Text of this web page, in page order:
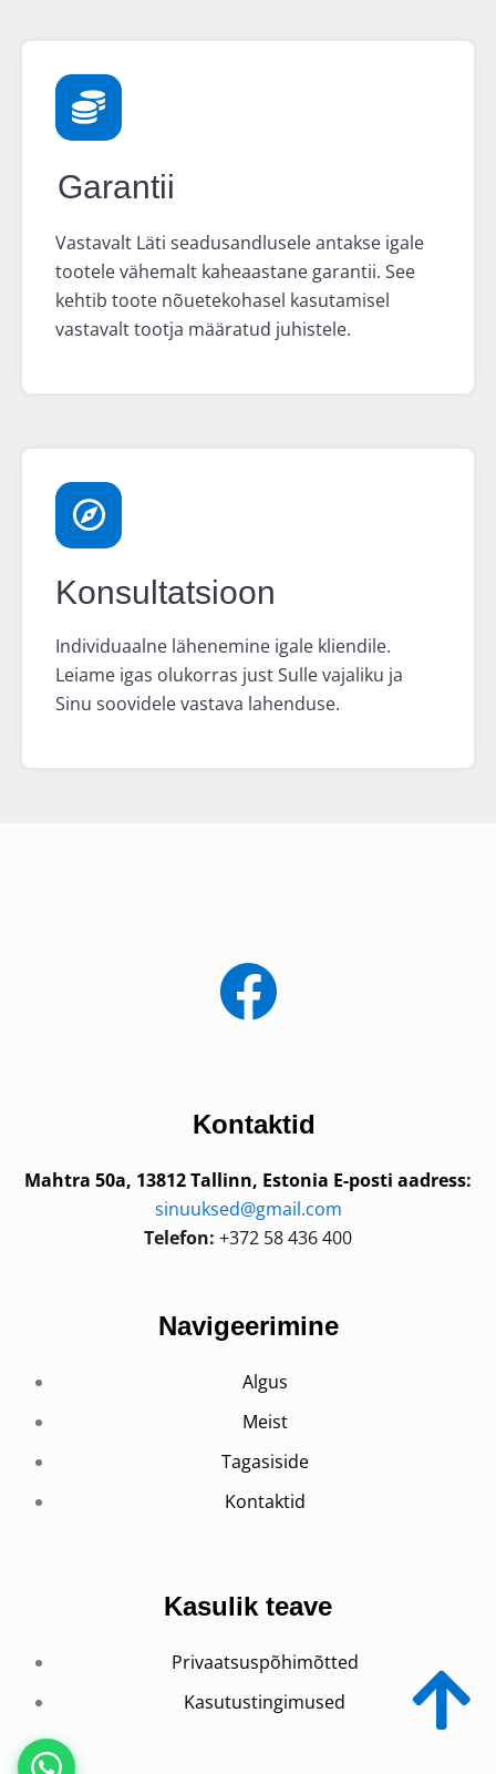
Garantii
Vastavalt Läti seadusandlusele antakse igale
tootele vähemalt kaheaastane garantii. See
kehtib toote nõuetekohasel kasutamisel
vastavalt tootja määratud juhistele.
Konsultatsioon
Individuaalne lähenemine igale kliendile.
Leiame igas olukorras just Sulle vajaliku ja
Sinu soovidele vastava lahenduse.
Kontaktid
Mahtra 50a, 13812 Tallinn, Estonia E-posti aadress:
sinuuksed@gmail.com
Telefon: +372 58 436 400
Navigeerimine
Algus
Meist
Tagasiside
Kontaktid
Kasulik teave
Privaatsuspõhimõtted
Kasutustingimused